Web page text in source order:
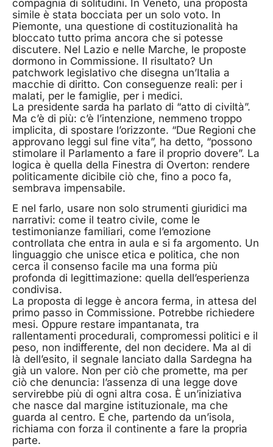
compagnia di solitudini. In Veneto, una proposta
simile è stata bocciata per un solo voto. In
Piemonte, una questione di costituzionalità ha
bloccato tutto prima ancora che si potesse
discutere. Nel Lazio e nelle Marche, le proposte
dormono in Commissione. Il risultato? Un
patchwork legislativo che disegna un’Italia a
macchie di diritto. Con conseguenze reali: per i
malati, per le famiglie, per i medici.
La presidente sarda ha parlato di “atto di civiltà”.
Ma c’è di più: c’è l’intenzione, nemmeno troppo
implicita, di spostare l’orizzonte. “Due Regioni che
approvano leggi sul fine vita”, ha detto, “possono
stimolare il Parlamento a fare il proprio dovere”. La
logica è quella della Finestra di Overton: rendere
politicamente dicibile ciò che, fino a poco fa,
sembrava impensabile.
E nel farlo, usare non solo strumenti giuridici ma
narrativi: come il teatro civile, come le
testimonianze familiari, come l’emozione
controllata che entra in aula e si fa argomento. Un
linguaggio che unisce etica e politica, che non
cerca il consenso facile ma una forma più
profonda di legittimazione: quella dell’esperienza
condivisa.
La proposta di legge è ancora ferma, in attesa del
primo passo in Commissione. Potrebbe richiedere
mesi. Oppure restare impantanata, tra
rallentamenti procedurali, compromessi politici e il
peso, non indifferente, del non decidere. Ma al di
là dell’esito, il segnale lanciato dalla Sardegna ha
già un valore. Non per ciò che promette, ma per
ciò che denuncia: l’assenza di una legge dove
servirebbe più di ogni altra cosa. È un’iniziativa
che nasce dal margine istituzionale, ma che
guarda al centro. E che, partendo da un’isola,
richiama con forza il continente a fare la propria
parte.